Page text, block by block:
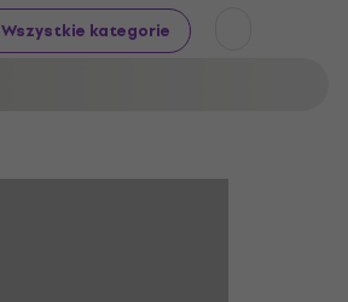
Wszystkie kategorie